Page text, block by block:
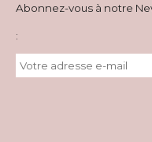
Abonnez-vous à notre
: